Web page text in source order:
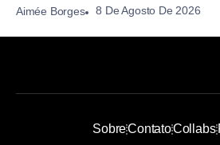
Aimée Borges 8 De Agosto De 2026
SobreContatoCollabs